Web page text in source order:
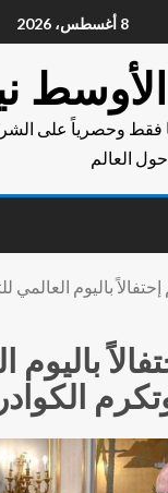
8 أغسطس، 2026
فقط وحصرياً على
العالم
باليوم
باليوم